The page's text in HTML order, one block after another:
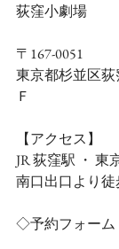
荻窪小劇場
〒167-0051
東京都杉並区荻
Ｆ
【アクセス】
JR 荻窪駅 ・
南口出口より
◇予約フォーム